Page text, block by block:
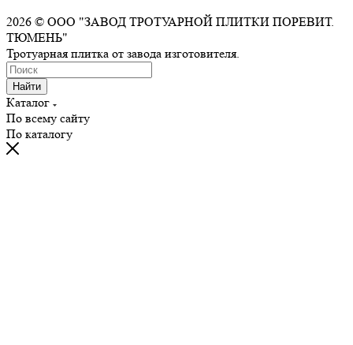
2026 © ООО "ЗАВОД ТРОТУАРНОЙ ПЛИТКИ ПОРЕВИТ.
ТЮМЕНЬ"
Тротуарная плитка от завода изготовителя.
Найти
Каталог
По всему сайту
По каталогу